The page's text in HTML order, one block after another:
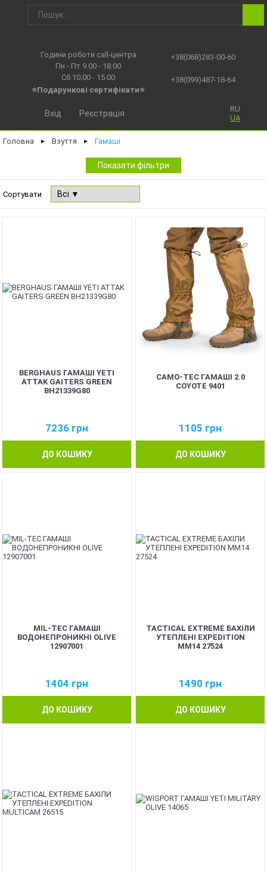
Години роботи call-центра
Пн - Пт 9.00 - 18.00
Сб 10.00 - 15.00
⭐Подарункові сертифікати⭐
+38(068)283-00-60
+38(099)487-18-64
RU
UA
Вхід Реєстрація
Головна ► Взуття ► Гамаші
Показати фільтри
Сортувати
BERGHAUS ГАМАШІ YETI
ATTAK GAITERS GREEN
BH21339G80
7236 грн
ДО КОШИКУ
CAMO-TEC ГАМАШІ 2.0
COYOTE 9401
1105 грн
ДО КОШИКУ
MIL-TEC ГАМАШІ
ВОДОНЕПРОНИКНІ OLIVE
12907001
1404 грн
ДО КОШИКУ
TACTICAL EXTREME БАХІЛИ
УТЕПЛЕНІ EXPEDITION
MM14 27524
1490 грн
ДО КОШИКУ